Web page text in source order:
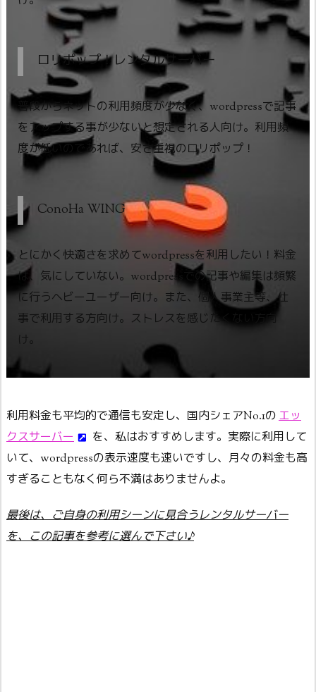
ロリポップ！レンタルサーバー
普段からネットの利用頻度が少なく、wordpressで記事
をアップする事が少ないと想定される人向け。利用頻
度が低いのであれば、安さ重視のロリポップ！
ConoHa WING
とにかく快適さを求めてwordpressを利用したい！料金
は、気にしていない。wordpressでの記事や編集は頻繁
に行うヘビーユーザー向け。また、個人事業主等、仕
事で利用する方向け。ストレスを感じたくない方向
け。
利用料金も平均的で通信も安定し、国内シェアNo.1のエッ
クスサーバー
を、私はおすすめします。実際に利用して
いて、wordpressの表示速度も速いですし、月々の料金も高
すぎることもなく何ら不満はありませんよ。
最後は、ご自身の利用シーンに見合うレンタルサーバー
を、この記事を参考に選んで下さい♪